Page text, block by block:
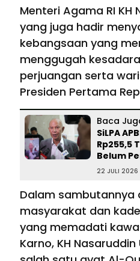
Menteri Agama RI KH
yang juga hadir
kebangsaan yang
menggugah
perjuangan serta
Presiden Pertama
Baca
SiLPA
Rp255,5
Belum
22 JULI 2026
Dalam sambutannya
masyarakat dan
yang memadati
Karno, KH